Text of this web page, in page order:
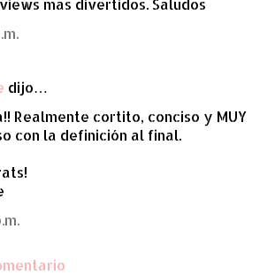
mas divertidos. Saludos
dijo…
Realmente cortito, conciso y MUY
con la definición al final.